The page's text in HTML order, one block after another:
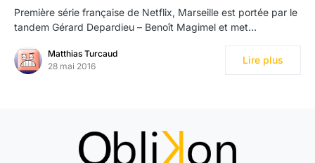
Première série française de Netflix, Marseille est portée par le
tandem Gérard Depardieu – Benoît Magimel et met…
Matthias Turcaud
28 mai 2016
Lire plus